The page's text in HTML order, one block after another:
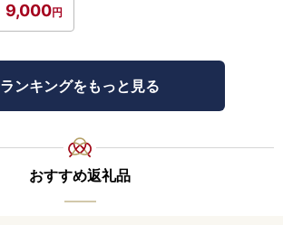
9,000
ランキングをもっと見る
おすすめ返礼品